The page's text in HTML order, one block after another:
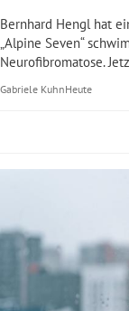
Untermenü
Untermenü
Bernhard Hengl hat
„Alpine Seven“
Neurofibromatose.
Gabriele KuhnHeute